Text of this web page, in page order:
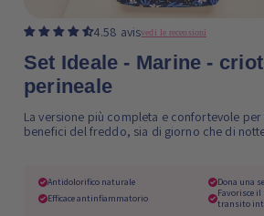
4.58 avisvedi le recensioni
Set Ideale - Marine -
perineale
La versione più completa e confortevole
benefici del freddo, sia di giorno che di
Antidolorifico naturale
Dona una
Efficace antinfiammatorio
Favorisce
transito